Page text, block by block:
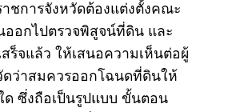
าชการจังหวัดต้องแต่งตั้งคณะ
ออกไปตรวจพิสูจน์ที่ดิน และ
ร็จแล้ว ให้เสนอความเห็นต่อผู้
ดว่าสมควรออกโฉนดที่ดินให้
ด ซึ่งถือเป็นรูปแบบ ขั้นตอน